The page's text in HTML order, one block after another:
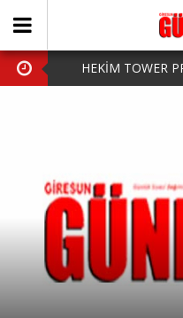
HEKİM TOWER
HARUN CİCİ: